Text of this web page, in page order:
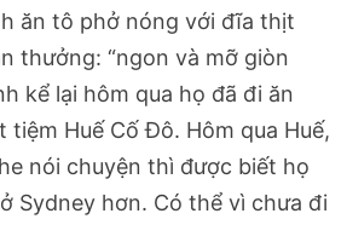
ăn tô phở nóng với đĩa thịt
thưởng: “ngon và mỡ giòn
kể lại hôm qua họ đã đi ăn
tiệm Huế Cố Đô. Hôm qua Huế,
nói chuyện thì được biết họ
Sydney hơn. Có thể vì chưa đi